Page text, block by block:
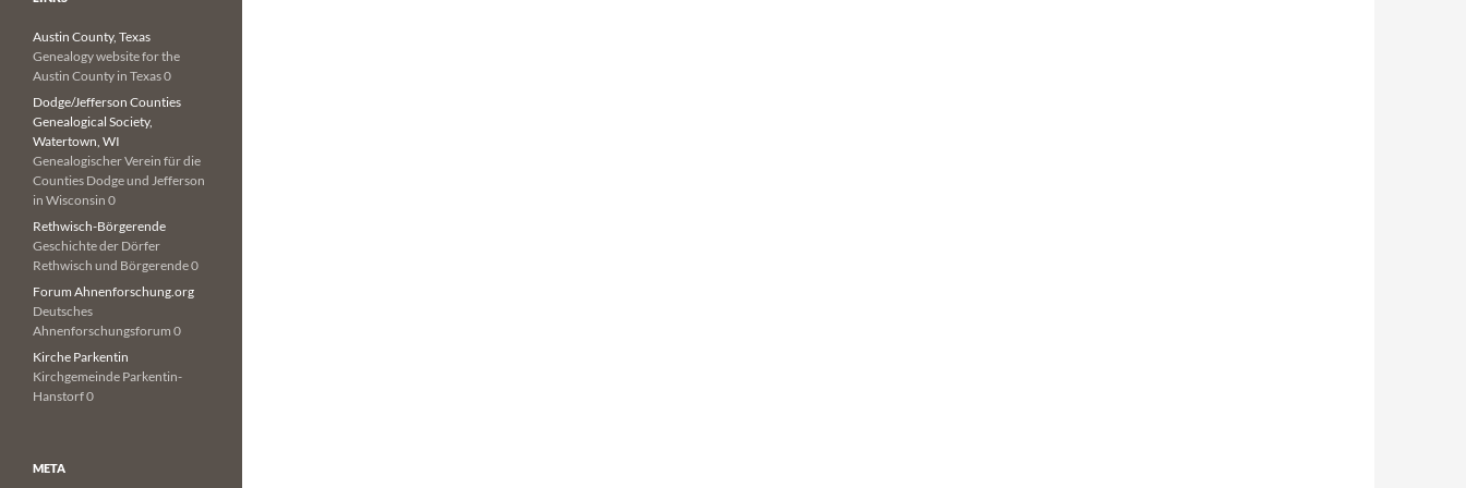
Austin County, Texas
Genealogy website for the
Austin County in Texas 0
Dodge/Jefferson Counties
Genealogical Society,
Watertown, WI
Genealogischer Verein für die
Counties Dodge und Jefferson
in Wisconsin 0
Rethwisch-Börgerende
Geschichte der Dörfer
Rethwisch und Börgerende 0
Forum Ahnenforschung.org
Deutsches
Ahnenforschungsforum 0
Kirche Parkentin
Kirchgemeinde Parkentin-
Hanstorf 0
META